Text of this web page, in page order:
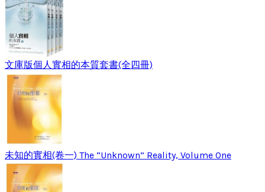
文庫版個人實相的本質套書(全四冊)
未知的實相(卷一) The “Unknown” Reality, Volume One